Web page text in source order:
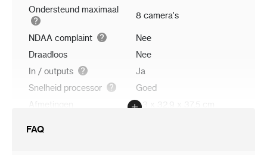
Ondersteund maximaal
8 camera's
NDAA complaint
Nee
Draadloos
Nee
In / outputs
Ja
Snelheid processor
Goed
Afmetingen
5.3 x 32.9 x 37.5 cm
FAQ